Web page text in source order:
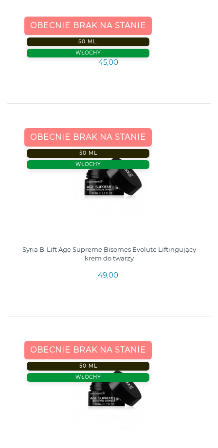
OBECNIE BRAK NA STANIE
50 ML.
WŁOCHY
45,00
OBECNIE BRAK NA STANIE
50 ML
WŁOCHY
Syria B-Lift Age Supreme Bisomes Evolute Liftingujący
krem do twarzy
49,00
OBECNIE BRAK NA STANIE
50 ML
WŁOCHY